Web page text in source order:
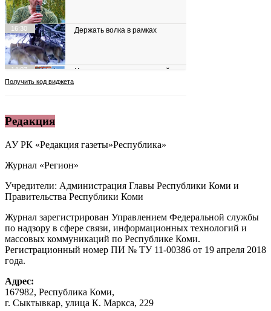
Редакция
АУ РК «Редакция газеты»Республика»
Журнал «Регион»
Учредители: Администрация Главы Республики Коми и
Правительства Республики Коми
Журнал зарегистрирован Управлением Федеральной службы
по надзору в сфере связи, информационных технологий и
массовых коммуникаций по Республике Коми.
Регистрационный номер ПИ № ТУ 11-00386 от 19 апреля 2018
года.
Адрес:
167982, Республика Коми,
г. Сыктывкар, улица К. Маркса, 229